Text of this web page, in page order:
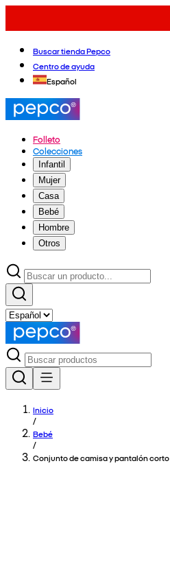
Buscar tienda Pepco
Centro de ayuda
Español
Folleto
Colecciones
Infantil
Mujer
Casa
Bebé
Hombre
Otros
Inicio
/
Bebé
/
Conjunto de camisa y pantalón corto